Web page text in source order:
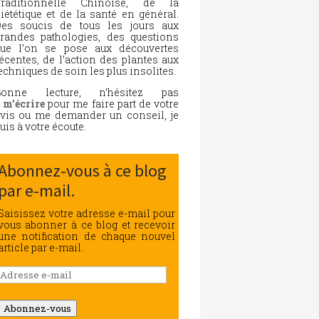
et de la santé en général.
soucis de tous les jours aux
pathologies, des questions
l’on se pose aux découvertes
de l’action des plantes aux
de soin les plus insolites.
lecture, n’hésitez pas
m’écrire pour me faire part de votre
ou me demander un conseil, je
à votre écoute.
vous à ce blog
par e-mail.
votre adresse e-mail pour
abonner à ce blog et recevoir
notification de chaque nouvel
par e-mail.
Abonnez-vous